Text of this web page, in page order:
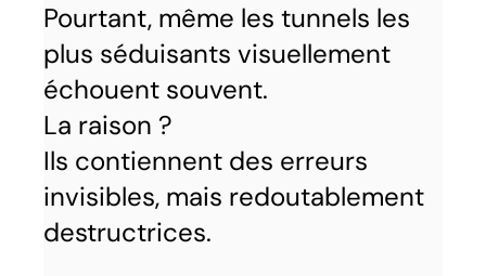
Pourtant, même les tunnels les
plus séduisants visuellement
échouent souvent.
La raison ?
Ils contiennent des erreurs
invisibles, mais redoutablement
destructrices.